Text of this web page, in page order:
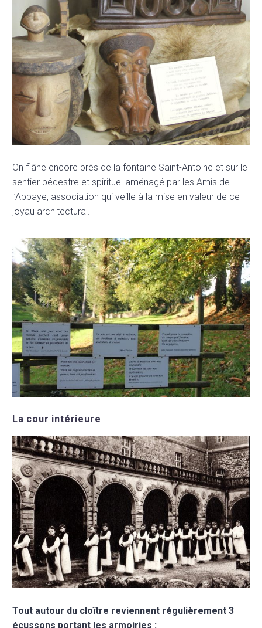
On flâne encore près de la fontaine Saint-Antoine et sur le
sentier pédestre et spirituel aménagé par les Amis de
l’Abbaye, association qui veille à la mise en valeur de ce
joyau architectural.
La cour intérieure
Tout autour du cloître reviennent régulièrement 3
écussons portant les armoiries :